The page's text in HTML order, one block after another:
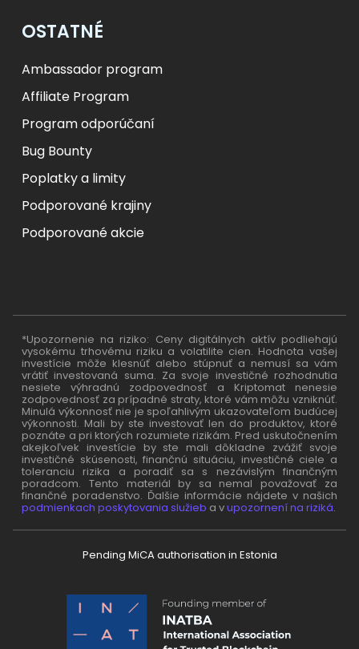
OSTATNÉ
Ambassador program
Affiliate Program
Program odporúčaní
Bug Bounty
Poplatky a limity
Podporované krajiny
Podporované akcie
*Upozornenie na riziko: Ceny digitálnych aktív podliehajú
vysokému trhovému riziku a volatilite cien. Hodnota vašej
investície môže klesnúť alebo stúpnuť a nemusí sa vám
vrátiť investovaná suma. Za svoje investičné rozhodnutia
nesiete výhradnú zodpovednosť a Kriptomat nenesie
zodpovednosť za prípadné straty, ktoré vám môžu vzniknúť.
Minulá výkonnosť nie je spoľahlivým ukazovateľom budúcej
výkonnosti. Mali by ste investovať len do produktov, ktoré
poznáte a pri ktorých rozumiete rizikám. Pred uskutočnením
akejkoľvek investície by ste mali dôkladne zvážiť svoje
investičné skúsenosti, finančnú situáciu, investičné ciele a
toleranciu rizika a poradiť sa s nezávislým finančným
poradcom. Tento materiál by sa nemal považovať za
finančné poradenstvo. Ďalšie informácie nájdete v našich
podmienkach poskytovania služieb a vupozornení na riziká.
Pending MiCA authorisation in Estonia